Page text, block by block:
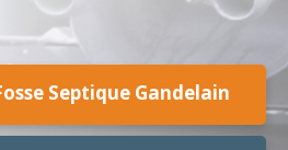
Septique Gandelain